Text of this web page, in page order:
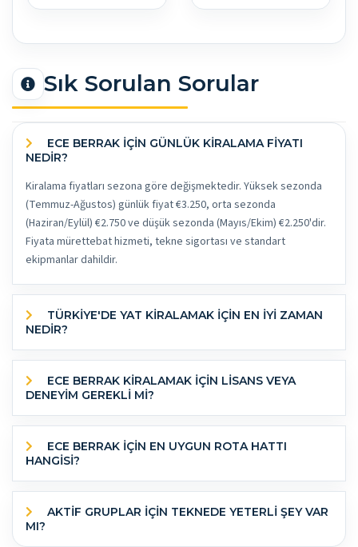
Sık Sorulan Sorular
NEDİR?
Kiralama fiyatları sezona göre değişmektedir. Yüksek sezonda
(Temmuz-Ağustos) günlük fiyat €3.250, orta sezonda
(Haziran/Eylül) €2.750 ve düşük sezonda (Mayıs/Ekim) €2.250'dir.
Fiyata mürettebat hizmeti, tekne sigortası ve standart
ekipmanlar dahildir.
NEDİR?
DENEYİM GEREKLİ Mİ?
HANGISI?
MI?